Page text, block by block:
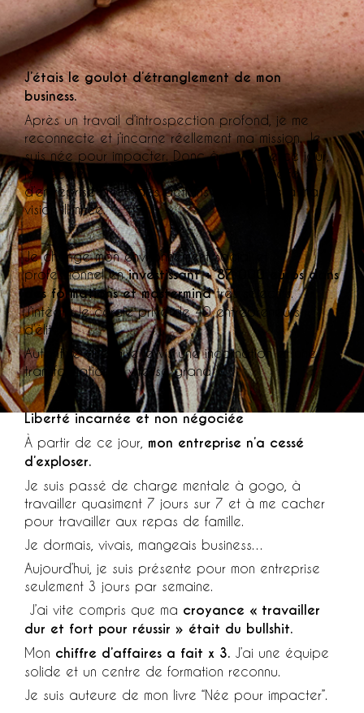
J’étais le goulot d’étranglement de mon
business.
Après un travail d’introspection profond, je me
reconnecte et j’incarne réellement ma mission. Je
suis née pour impacter. Donc à partir de ce jour,
je décide de prendre ma posture de cheffe
d’entreprise avec des actions cohérentes à ma
vision illimitée.
Je change mon environnement social et
professionnel eninvestissant + 87 000 euros dans
des formations et mastermindtrès sélectifs.
J’intègre le cercle privé de 40 entrepreneurs
d’élite.
Autant te dire que je vis une incarnation et une
transformation à vitesse grand V.
Liberté incarnée et non négociée
À partir de ce jour, mon entreprise n’a cessé
d’exploser.
Je suis passé de charge mentale à gogo, à
travailler quasiment 7 jours sur 7 et à me cacher
pour travailler aux repas de famille.
Je dormais, vivais, mangeais business…
Aujourd’hui, je suis présente pour mon entreprise
seulement 3 jours par semaine.
J’ai vite compris que ma croyance « travailler
dur et fort pour réussir » était du bullshit.
Mon chiffre d’affaires a fait x 3. J’ai une équipe
solide et un centre de formation reconnu.
Je suis auteure de mon livre “Née pour impacter”.